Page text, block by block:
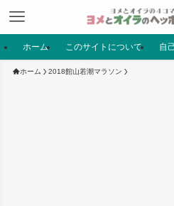
ホーム このサイトについて 自
ホーム 2018館山若潮マラソン